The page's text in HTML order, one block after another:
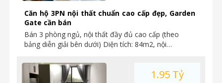
Căn hộ 3PN nội thất chuẩn cao cấp đẹp, Garden
Gate cần bán
Bán 3 phòng ngủ, nội thất đầy đủ cao cấp (theo
bảng diễn giải bên dưới) Diện tích: 84m2, nội…
1.95 Tỷ